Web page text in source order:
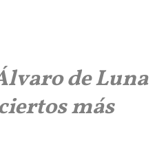
de Luna
más